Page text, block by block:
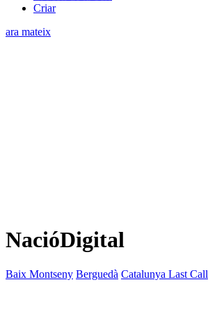
Criar
ara mateix
NacióDigital
Baix Montseny Berguedà Catalunya Last Call